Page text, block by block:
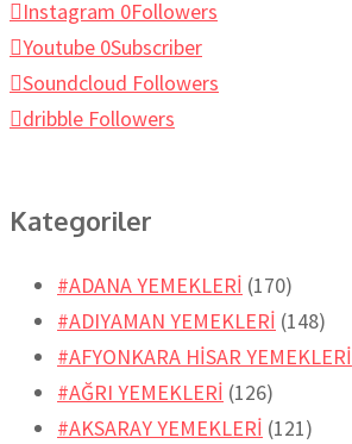
Instagram 0Followers
Youtube 0Subscriber
Soundcloud Followers
dribble Followers
Kategoriler
#ADANA YEMEKLERİ (170)
#ADIYAMAN YEMEKLERİ (148)
#AFYONKARA HİSAR YEMEKLERİ
#AĞRI YEMEKLERİ (126)
#AKSARAY YEMEKLERİ (121)